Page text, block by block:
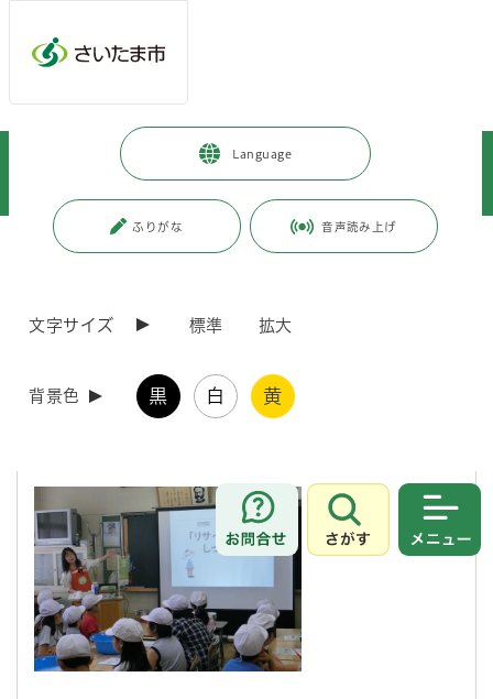
Language
ふりがな 音声読み上げ
文字サイズ 標準 拡大
背景色 黒 白 黄
お問合せ
さがす
暮らし・手続き > 環境保全 環境教育・学習
さいたま市環境教育ネットワーク
環境教育ネットワークパートナー
更新日付：2026年6月3日 / ページ番号：C078975
学習案内
生活協同組合コープみらい埼玉県本部では、「リサイクル」や「食品ロ
ス」、「プラスチック問題」について学ぶことができる出前教室を実施